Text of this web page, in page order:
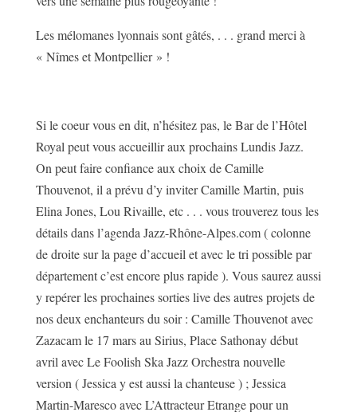
Les mélomanes lyonnais sont gâtés, . . . grand merci à
« Nîmes et Montpellier » !
Si le coeur vous en dit, n’hésitez pas, le Bar de l’Hôtel
Royal peut vous accueillir aux prochains Lundis Jazz.
On peut faire confiance aux choix de Camille
Thouvenot, il a prévu d’y inviter Camille Martin, puis
Elina Jones, Lou Rivaille, etc . . . vous trouverez tous les
détails dans l’agenda Jazz-Rhône-Alpes.com ( colonne
de droite sur la page d’accueil et avec le tri possible par
département c’est encore plus rapide ). Vous saurez aussi
y repérer les prochaines sorties live des autres projets de
nos deux enchanteurs du soir : Camille Thouvenot avec
Zazacam le 17 mars au Sirius, Place Sathonay début
avril avec Le Foolish Ska Jazz Orchestra nouvelle
version ( Jessica y est aussi la chanteuse ) ; Jessica
Martin-Maresco avec L’Attracteur Etrange pour un